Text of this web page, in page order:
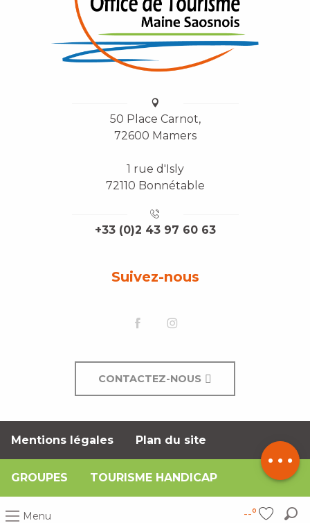
Menu --°
Description
50 Place Carnot,
72600 Mamers
1 rue d'Isly
72110 Bonnétable
+33 (0)2 43 97 60 63
Suivez-nous
CONTACTEZ-NOUS
Mentions légales Plan du site
GROUPES TOURISME HANDICAP